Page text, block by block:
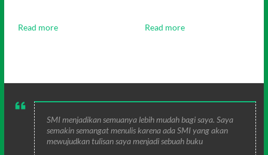
Read more Read more
SMI menjadikan semuanya lebih mudah bagi saya. Saya
semakin semangat menulis karena ada SMI yang akan
mewujudkan tulisan saya menjadi sebuah buku